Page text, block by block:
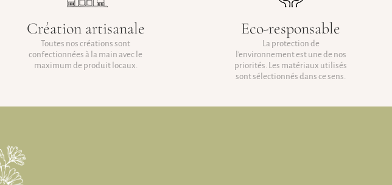
Création artisanale
Toutes nos créations sont
confectionnées à la main avec le
maximum de produit locaux.
Eco-responsable
La protection de
l'environnement est une de nos
priorités. Les matériaux utilisés
sont sélectionnés dans ce sens.